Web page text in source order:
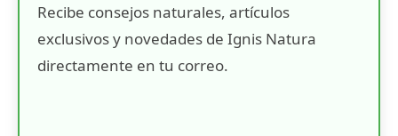
Recibe consejos naturales, artículos
exclusivos y novedades de Ignis Natura
directamente en tu correo.